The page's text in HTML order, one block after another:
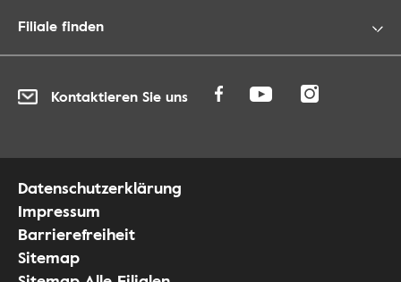
Filiale finden
Kontaktieren Sie uns
Datenschutzerklärung
Impressum
Barrierefreiheit
Sitemap